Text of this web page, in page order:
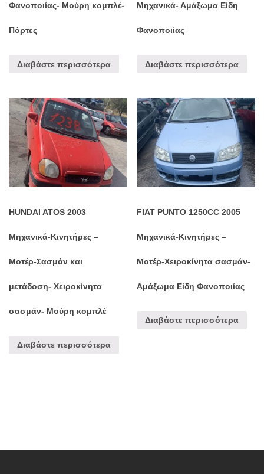
Φανοποιίας- Μούρη κομπλέ-
Πόρτες
Διαβάστε περισσότερα
Μηχανικά- Αμάξωμα Είδη
Φανοποιίας
Διαβάστε περισσότερα
HUNDAI ATOS 2003
Μηχανικά-Κινητήρες –
Μοτέρ-Σασμάν και
μετάδοση- Χειροκίνητα
σασμάν- Μούρη κομπλέ
Διαβάστε περισσότερα
FIAT PUNTO 1250CC 2005
Μηχανικά-Κινητήρες –
Μοτέρ-Χειροκίνητα σασμάν-
Αμάξωμα Είδη Φανοποιίας
Διαβάστε περισσότερα